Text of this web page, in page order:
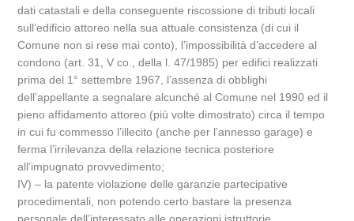
dati catastali e della conseguente riscossione di tributi locali
sull’edificio attoreo nella sua attuale consistenza (di cui il
Comune non si rese mai conto), l’impossibilità d’accedere al
condono (art. 31, V co., della l. 47/1985) per edifici realizzati
prima del 1° settembre 1967, l’assenza di obblighi
dell’appellante a segnalare alcunché al Comune nel 1990 ed il
pieno affidamento attoreo (più volte dimostrato) circa il tempo
in cui fu commesso l’illecito (anche per l’annesso garage) e
ferma l’irrilevanza della relazione tecnica posteriore
all’impugnato provvedimento;
IV) – la patente violazione delle garanzie partecipative
procedimentali, non potendo certo bastare la presenza